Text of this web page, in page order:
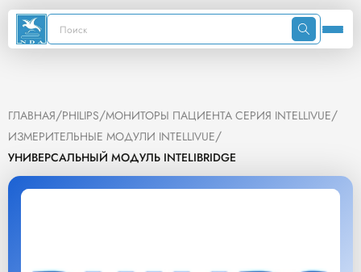
ГЛАВНАЯ/PHILIPS/МОНИТОРЫ ПАЦИЕНТА СЕРИЯ INTELLIVUE/
ИЗМЕРИТЕЛЬНЫЕ МОДУЛИ INTELLIVUE/
УНИВЕРСАЛЬНЫЙ МОДУЛЬ INTELIBRIDGE